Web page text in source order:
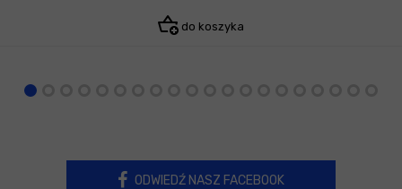
do koszyka
ODWIEDŹ NASZ FACEBOOK